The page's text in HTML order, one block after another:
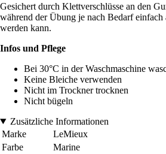
Gesichert durch Klettverschlüsse an den
während der Übung je nach Bedarf einfach
werden kann.
Infos und Pflege
Bei 30°C in der Waschmaschine
Keine Bleiche verwenden
Nicht im Trockner trocknen
Nicht bügeln
Zusätzliche Informationen
Marke
LeMieux
Farbe
Marine